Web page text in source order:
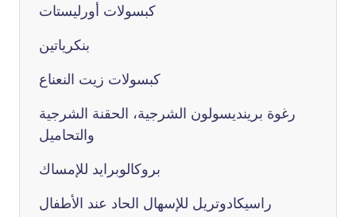
كبسولات أورليستات
بنكرياتين
كبسولات زيت النعناع
رغوة برينديسولون الشرجية، الحقنة الشرجية
والتحاميل
بروكالوبرايد للإمساك
راسيكادوتريل للإسهال الحاد عند الأطفال